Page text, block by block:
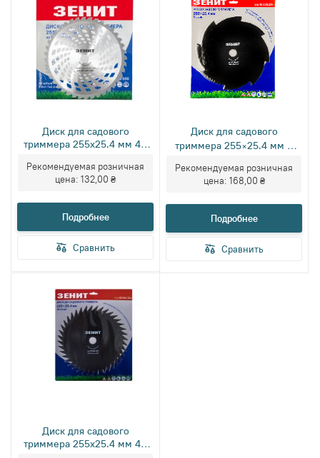
Диск для садового
триммера 255х25.4 мм 40
конверт
Рекомендуемая розничная
цена: 132,00 ₴
Подробнее
Сравнить
Диск для садового
триммера 255×25.4 мм 8
Рекомендуемая розничная
цена: 168,00 ₴
Подробнее
Сравнить
Диск для садового
триммера 255х25.4 мм 40